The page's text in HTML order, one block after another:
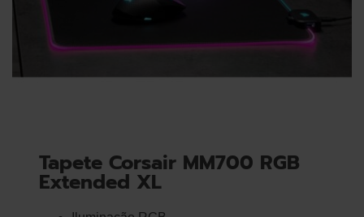
Tapete Corsair MM700 RGB
Extended XL